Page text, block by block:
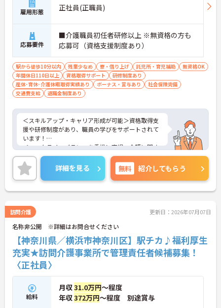
雇用形態 正社員(正職員)
応募要件
■介護職員初任者研修以上 ※無資格の方も
応募可（資格支援制度あり）
駅から徒歩10分以内 残業少なめ 寮・借り上げ 託児所・育児補助
無資格OK
年間休日110日以上
資格取得サポート
研修制度あり
産休･育休･介護休暇取得実績あり
ボーナス・賞与あり
社会保険完備
交通費支給
退職金制度あり
＜スキルアップ・キャリア形成が可能＞資格取得支
援や研修制度があり、職員の学びをサポートされて
います！
＜ワークライフバランスを重視＞育児・介護に関す
る制度や社宅制度、各種手当など、長く安心して働
きやすい環境が整っています。
＜寄り添ったケアの実施＞利用者さまに深く寄り添
ったサービスの提供を目指し、職員の専門性を高め
るような人材育成にも注力されています。
詳細をお話ししますのでお気軽にご相談ください！
詳細を見る 無料 紹介してもらう
訪問介護 更新日：2026年07月07日
名称非公開 ※詳細はお問合せください
【神奈川県／横浜市神奈川区】駅チカ♪福利厚生
充実★訪問介護事業所で管理責任者候補募集！
〈正社員〉
給料
月収31.0万円～程度
年収372万円～程度 別途賞与